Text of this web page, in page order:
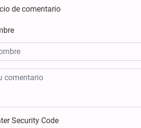
de comentario
Security Code